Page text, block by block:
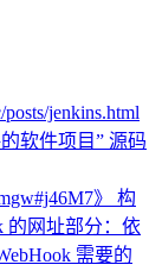
jenkins.html
软件项目” 源码
》 构
的网址部分：依
需要的